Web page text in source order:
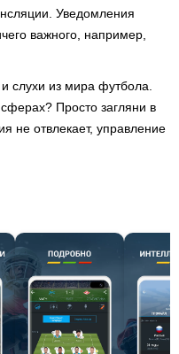
Уведомления
важного, например,
слухи из мира футбола.
Просто загляни в
не отвлекает, управление